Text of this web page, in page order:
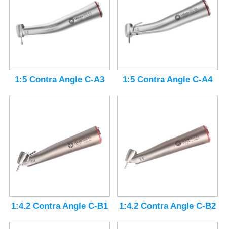
1:5 Contra Angle C-A3 1:5 Contra Angle C-A4
1:4.2 Contra Angle C-B1 1:4.2 Contra Angle C-B2